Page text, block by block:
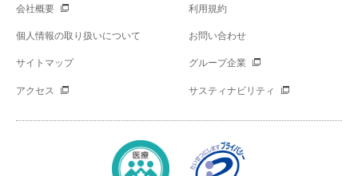
会社概要 利用規約
個人情報の取り扱いについて お問い合わせ
サイトマップ グループ企業
アクセス サスティナビリティ